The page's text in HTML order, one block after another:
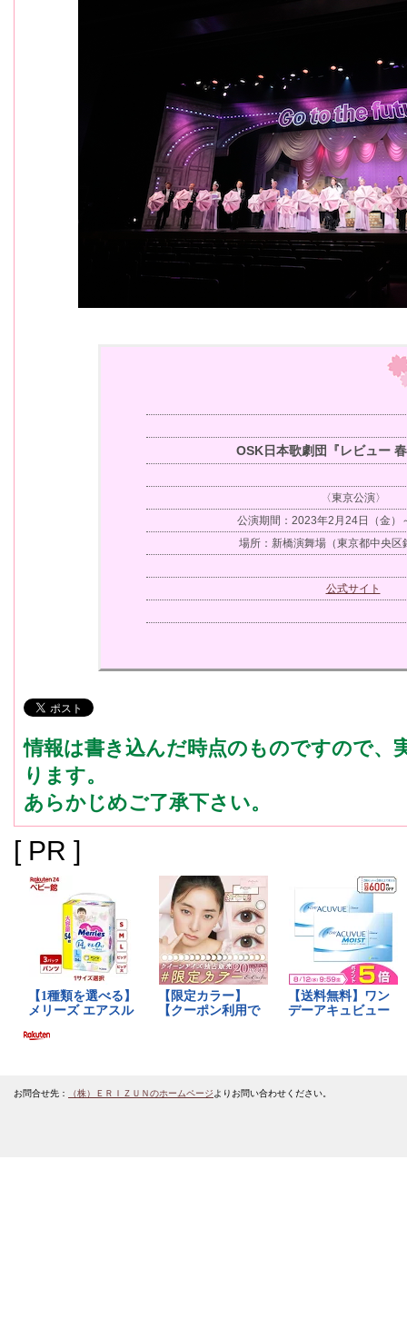
OSK日本歌劇団『レビュー
〈東京公演〉
公演期間：2023年2月24日（金）
場所：新橋演舞場（東京都中央区
公式サイト
情報は書き込んだ時点のものですので、
ります。
あらかじめご了承下さい。
[ PR ]
お問合せ先： （株）ＥＲＩＺＵＮのホームページよりお問い合わせください。